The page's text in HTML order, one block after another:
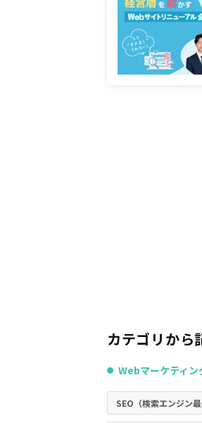
カテゴリから
● Webマーケティン
SEO（検索エンジン最